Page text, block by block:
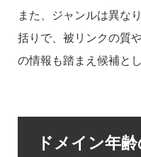
また、ジャンルは異な
括りで、被リンクの質
の情報も踏まえ候補と
ドメイン年